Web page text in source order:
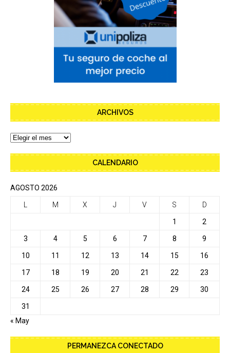
ARCHIVOS
CALENDARIO
AGOSTO 2026
M X J V S D
1 2
3 4 5 6 7 8 9
10 11 12 13 14 15 16
17 18 19 20 21 22 23
24 25 26 27 28 29 30
31
« May
PERMANEZCA CONECTADO